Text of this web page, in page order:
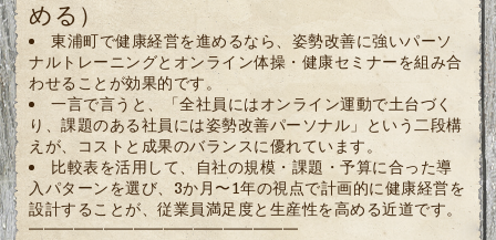
める）
東浦町で健康経営を進めるなら、姿勢改善に強いパーソ
ナルトレーニングとオンライン体操・健康セミナーを組み合
わせることが効果的です。
一言で言うと、「全社員にはオンライン運動で土台づく
り、課題のある社員には姿勢改善パーソナル」という二段構
えが、コストと成果のバランスに優れています。
比較表を活用して、自社の規模・課題・予算に合った導
入パターンを選び、3か月〜1年の視点で計画的に健康経営を
設計することが、従業員満足度と生産性を高める近道です。
━━━━━━━━━━━━━━━━━━